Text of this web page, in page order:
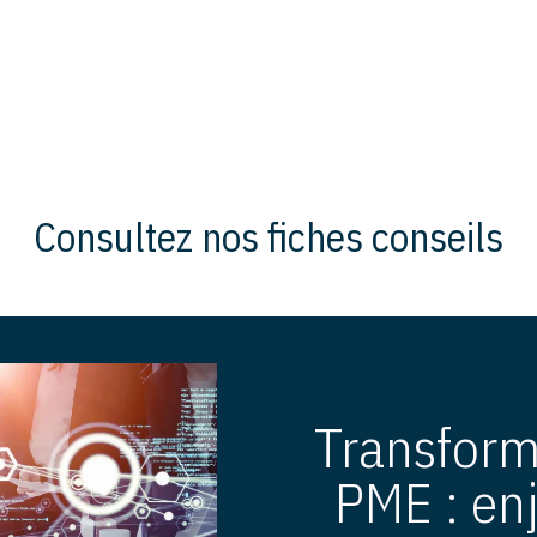
Consultez nos fiches conseils
PME :